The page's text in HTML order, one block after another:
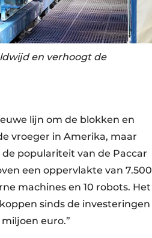
en verhoogt de
lijn om de blokken en
vroeger in Amerika, maar
populariteit van de Paccar
een oppervlakte van 7.500
machines en 10 robots. Het
sinds de investeringen
euro.”